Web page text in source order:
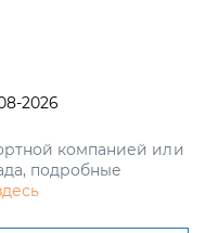
2026
компанией или
подробные